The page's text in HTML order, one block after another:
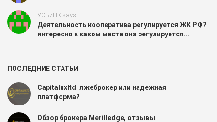
УЭБиПК says:
Деятельность кооператива регулируется ЖК РФ?
интересно в каком месте она регулируется...
ПОСЛЕДНИЕ СТАТЬИ
Capitaluxltd: лжеброкер или надежная
платформа?
Обзор брокера Merilledge, отзывы